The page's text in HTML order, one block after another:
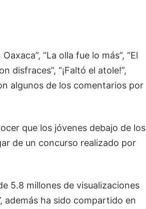
“La olla fue lo más”, “El
disfraces”, “¡Faltó el atole!”,
algunos de los comentarios por
que los jóvenes debajo de los
de un concurso realizado por
5.8 millones de visualizaciones
además ha sido compartido en